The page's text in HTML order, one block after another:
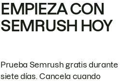
EMPIEZA CON
SEMRUSH HOY
Prueba Semrush gratis durante
siete días. Cancela cuando